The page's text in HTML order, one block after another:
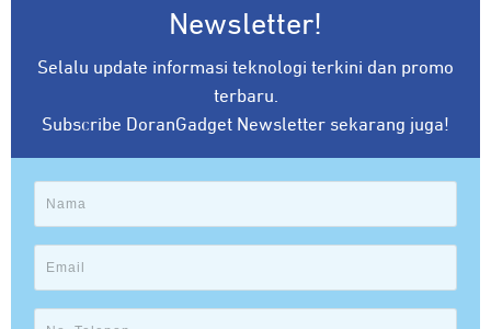
Newsletter!
Selalu update informasi teknologi terkini dan promo
terbaru.
Subscribe DoranGadget Newsletter sekarang juga!